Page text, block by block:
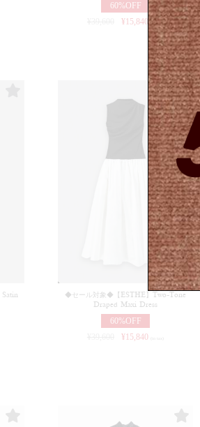
60%OFF
¥15,840 (in tax)
◆セール対象◆【ESTHE】Two-Tone
Draped Maxi Dress
60%OFF
¥15,840 (in tax)